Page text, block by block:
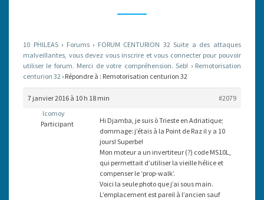
10 PHILEAS › Forums › FORUM CENTURION 32 Suite a des attaques
malveillantes, vous devez vous inscrire et vous connecter pour pouvoir
utiliser le forum. Merci de votre compréhension. Seb! › Remotorisation
centurion 32 › Répondre à : Remotorisation centurion 32
7 janvier 2016 à 10 h 18 min
#2079
lcomoy
Participant
Hi Djamba, je suis ò Trieste en Adriatique;
dommage: j’étais à la Point de Raz il y a 10
jours! Superbe!
Mon moteur a un invertiteur (?) code MS10L,
qui permettait d’utiliser la vieille hélice et
compenser le ‘prop-walk’.
Voici la seule photo que j’ai sous main.
L’emplacement est pareil à l’ancien sauf